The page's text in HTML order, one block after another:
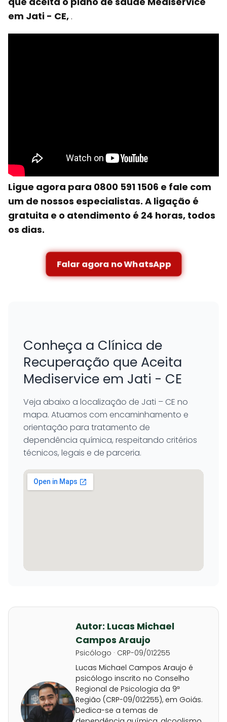
em Jati - CE,.
Ligue agora para 0800 591 1506 e fale com
um de nossos especialistas. A ligação é
gratuita e o atendimento é 24 horas, todos
os dias.
Falar agora no WhatsApp
Conheça a Clínica de
Recuperação que Aceita
Mediservice em Jati - CE
Veja abaixo a localização de Jati – CE no
mapa. Atuamos com encaminhamento e
orientação para tratamento de
dependência química, respeitando critérios
técnicos, legais e de parceria.
Autor: Lucas Michael
Campos Araujo
Psicólogo · CRP-09/012255
Lucas Michael Campos Araujo é
psicólogo inscrito no Conselho
Regional de Psicologia da 9ª
Região (CRP-09/012255), em Goiás.
Dedica-se a temas de